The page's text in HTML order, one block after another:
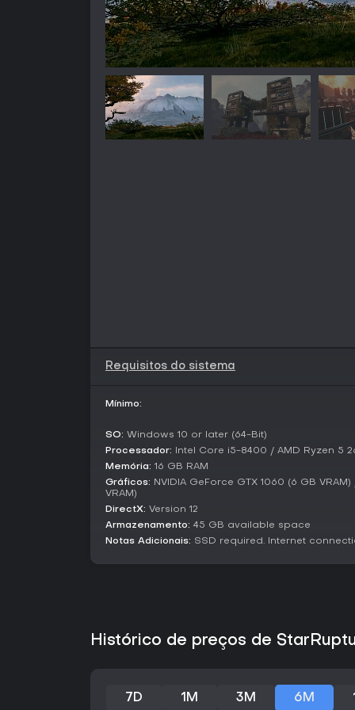
Requisitos do sistema
Mínimo:
SO: Windows 10 or later (64-Bit)
Processador: Intel Core i5-8400 / AMD Ryzen 5
Memória: 16 GB RAM
Gráficos: NVIDIA GeForce GTX 1060 (6 GB
VRAM)
DirectX: Version 12
Armazenamento: 45 GB available space
Notas Adicionais: SSD required. Internet
Histórico de preços de
7D 1M 3M 6M